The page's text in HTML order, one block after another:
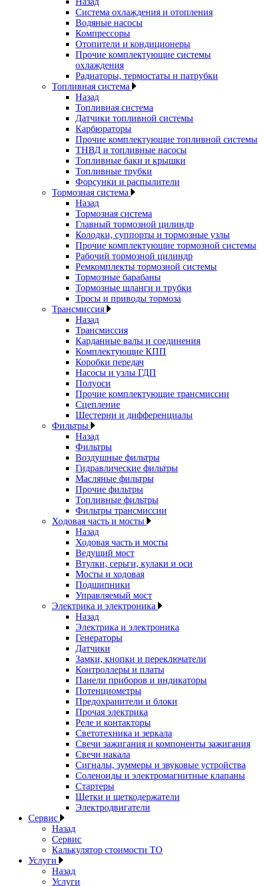
Система охлаждения и отопления
Водяные насосы
Компрессоры
Отопители и кондиционеры
Прочие комплектующие системы
охлаждения
Радиаторы, термостаты и патрубки
Топливная система
Назад
Топливная система
Датчики топливной системы
Карбюраторы
Прочие комплектующие топливной системы
ТНВД и топливные насосы
Топливные баки и крышки
Топливные трубки
Форсунки и распылители
Тормозная система
Назад
Тормозная система
Главный тормозной цилиндр
Колодки, суппорты и тормозные узлы
Прочие комплектующие тормозной системы
Рабочий тормозной цилиндр
Ремкомплекты тормозной системы
Тормозные барабаны
Тормозные шланги и трубки
Тросы и приводы тормоза
Трансмиссия
Назад
Трансмиссия
Карданные валы и соединения
Комплектующие КПП
Коробки передач
Насосы и узлы ГДП
Полуоси
Прочие комплектующие трансмиссии
Сцепление
Шестерни и дифференциалы
Фильтры
Назад
Фильтры
Воздушные фильтры
Гидравлические фильтры
Масляные фильтры
Прочие фильтры
Топливные фильтры
Фильтры трансмиссии
Ходовая часть и мосты
Назад
Ходовая часть и мосты
Ведущий мост
Втулки, серьги, кулаки и оси
Мосты и ходовая
Подшипники
Управляемый мост
Электрика и электроника
Назад
Электрика и электроника
Генераторы
Датчики
Замки, кнопки и переключатели
Контроллеры и платы
Панели приборов и индикаторы
Потенциометры
Предохранители и блоки
Прочая электрика
Реле и контакторы
Светотехника и зеркала
Свечи зажигания и компоненты зажигания
Свечи накала
Сигналы, зуммеры и звуковые устройства
Соленоиды и электромагнитные клапаны
Стартеры
Щетки и щеткодержатели
Электродвигатели
Сервис
Назад
Сервис
Калькулятор стоимости ТО
Услуги
Назад
Услуги